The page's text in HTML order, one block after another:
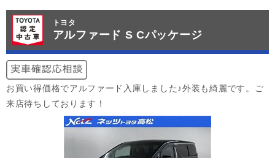
トヨタ
アルファード S Cパッケージ
お買い得価格でアルファード入庫しました♪外装も綺麗です。ご
来店待ちしております！